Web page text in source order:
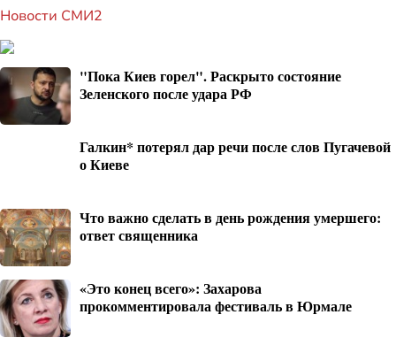
Новости СМИ2
"Пока Киев горел". Раскрыто состояние
Зеленского после удара РФ
Галкин* потерял дар речи после слов Пугачевой
о Киеве
Что важно сделать в день рождения умершего:
ответ священника
«Это конец всего»: Захарова
прокомментировала фестиваль в Юрмале